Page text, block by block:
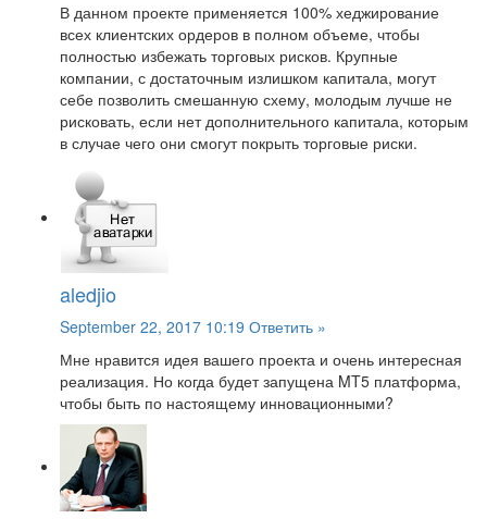
В данном проекте применяется 100% хеджирование
всех клиентских ордеров в полном объеме, чтобы
полностью избежать торговых рисков. Крупные
компании, с достаточным излишком капитала, могут
себе позволить смешанную схему, молодым лучше не
рисковать, если нет дополнительного капитала, которым
в случае чего они смогут покрыть торговые риски.
aledjio
September 22, 2017 10:19 Ответить »
Мне нравится идея вашего проекта и очень интересная
реализация. Но когда будет запущена MT5 платформа,
чтобы быть по настоящему инновационными?